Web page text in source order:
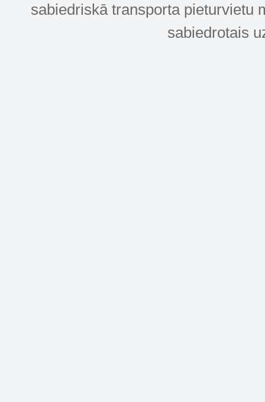
sabiedriskā transporta pieturvietu
sabiedrotais